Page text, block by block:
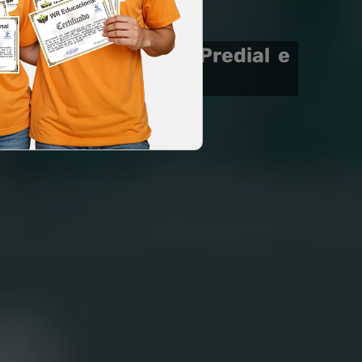
Elétrica Predial e